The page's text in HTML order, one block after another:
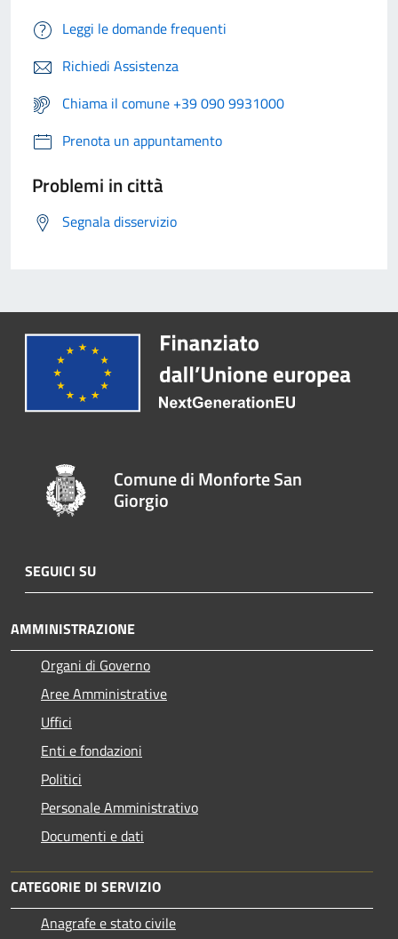
Leggi le domande frequenti
Richiedi Assistenza
Chiama il comune +39 090 9931000
Prenota un appuntamento
Problemi in città
Segnala disservizio
Comune di Monforte San
Giorgio
SEGUICI SU
AMMINISTRAZIONE
Organi di Governo
Aree Amministrative
Uffici
Enti e fondazioni
Politici
Personale Amministrativo
Documenti e dati
CATEGORIE DI SERVIZIO
Anagrafe e stato civile